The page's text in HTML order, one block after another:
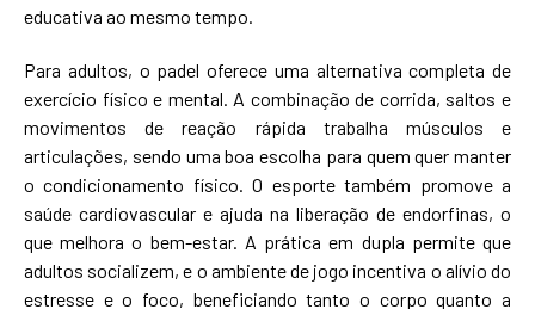
educativa ao mesmo tempo.
Para adultos, o padel oferece uma alternativa completa de
exercício físico e mental. A combinação de corrida, saltos e
movimentos de reação rápida trabalha músculos e
articulações, sendo uma boa escolha para quem quer manter
o condicionamento físico. O esporte também promove a
saúde cardiovascular e ajuda na liberação de endorfinas, o
que melhora o bem-estar. A prática em dupla permite que
adultos socializem, e o ambiente de jogo incentiva o alívio do
estresse e o foco, beneficiando tanto o corpo quanto a